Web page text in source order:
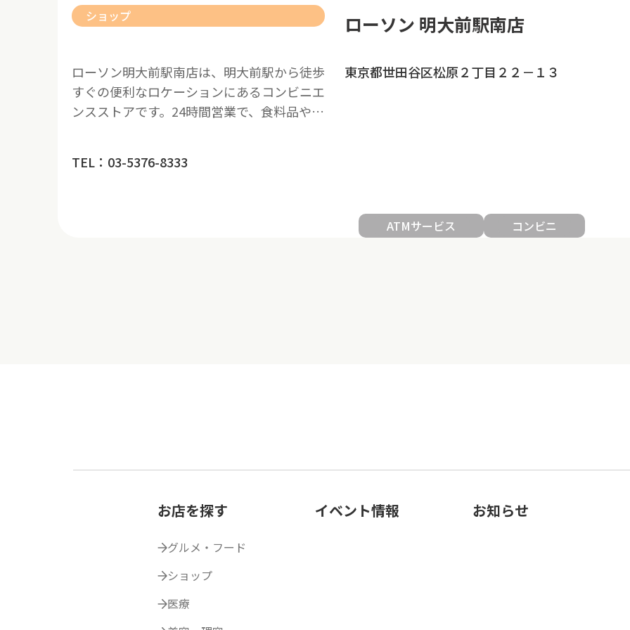
ショップ ローソン 明大前駅南店
ローソン明大前駅南店は、明大前駅から徒歩
すぐの便利なロケーションにあるコンビニエ
ンスストアです。24時間営業で、食料品や…
東京都世田谷区松原２丁目２２－１３
TEL：03-5376-8333
ATMサービス コンビニ
お店を探す
グルメ・フード
ショップ
医療
イベント情報 お知らせ